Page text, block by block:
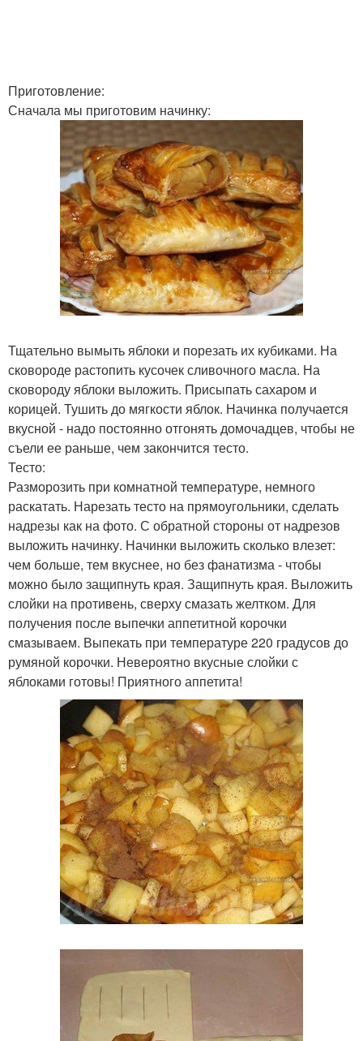
Приготовление:
Сначала мы приготовим начинку:
Тщательно вымыть яблоки и порезать их кубиками. На
сковороде растопить кусочек сливочного масла. На
сковороду яблоки выложить. Присыпать сахаром и
корицей. Тушить до мягкости яблок. Начинка получается
вкусной - надо постоянно отгонять домочадцев, чтобы не
съели ее раньше, чем закончится тесто.
Тесто:
Разморозить при комнатной температуре, немного
раскатать. Нарезать тесто на прямоугольники, сделать
надрезы как на фото. С обратной стороны от надрезов
выложить начинку. Начинки выложить сколько влезет:
чем больше, тем вкуснее, но без фанатизма - чтобы
можно было защипнуть края. Защипнуть края. Выложить
слойки на противень, сверху смазать желтком. Для
получения после выпечки аппетитной корочки
смазываем. Выпекать при температуре 220 градусов до
румяной корочки. Невероятно вкусные слойки с
яблоками готовы! Приятного аппетита!